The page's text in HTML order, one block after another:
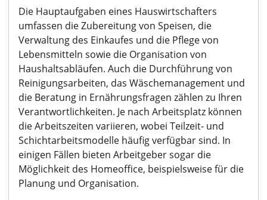
Die Hauptaufgaben eines Hauswirtschafters
umfassen die Zubereitung von Speisen, die
Verwaltung des Einkaufes und die Pflege von
Lebensmitteln sowie die Organisation von
Haushaltsabläufen. Auch die Durchführung von
Reinigungsarbeiten, das Wäschemanagement und
die Beratung in Ernährungsfragen zählen zu Ihren
Verantwortlichkeiten. Je nach Arbeitsplatz können
die Arbeitszeiten variieren, wobei Teilzeit- und
Schichtarbeitsmodelle häufig verfügbar sind. In
einigen Fällen bieten Arbeitgeber sogar die
Möglichkeit des Homeoffice, beispielsweise für die
Planung und Organisation.